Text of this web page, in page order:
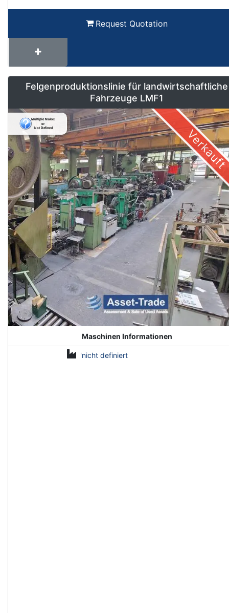
Request Quotation
Felgenproduktionslinie für landwirtschaftliche
Fahrzeuge LMF1
Verkauft
Maschinen Informationen
'nicht definiert